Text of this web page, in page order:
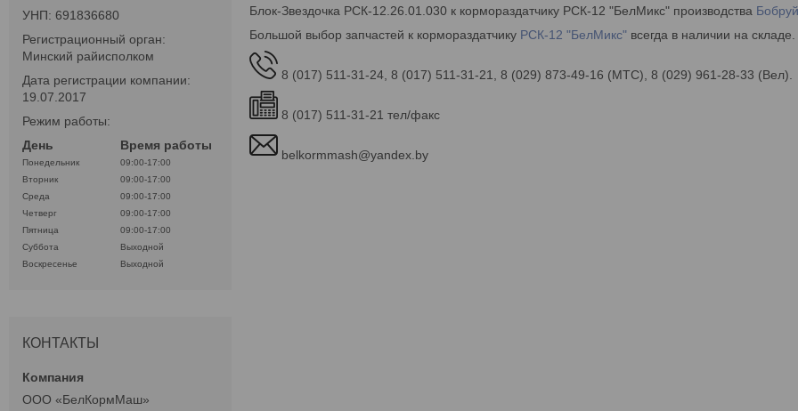
Блок-Звездочка РСК-12.26.01.030 к кормораздатчику РСК-12 "БелМикс" производства
Большой выбор запчастей к кормораздатчику РСК-12 "БелМикс" всегда в наличии на
8 (017) 511-31-24, 8 (017) 511-31-21, 8 (029) 873-49-16 (МТС), 8 (029) 961-28-33 (Вел).
8 (017) 511-31-21 тел/факс
belkormmash@yandex.by
УНП: 691836680
Регистрационный орган:
Минский райисполком
Дата регистрации компании:
19.07.2017
Режим работы:
День
Время работы
Понедельник
09:00-17:00
Вторник
09:00-17:00
Среда
09:00-17:00
Четверг
09:00-17:00
Пятница
09:00-17:00
Суббота
Выходной
Воскресенье
Выходной
КОНТАКТЫ
ООО «БелКормМаш»